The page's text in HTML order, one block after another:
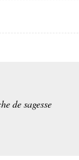
de sagesse